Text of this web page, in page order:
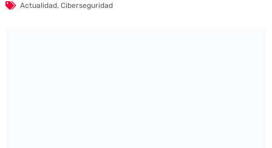
Actualidad, Ciberseguridad